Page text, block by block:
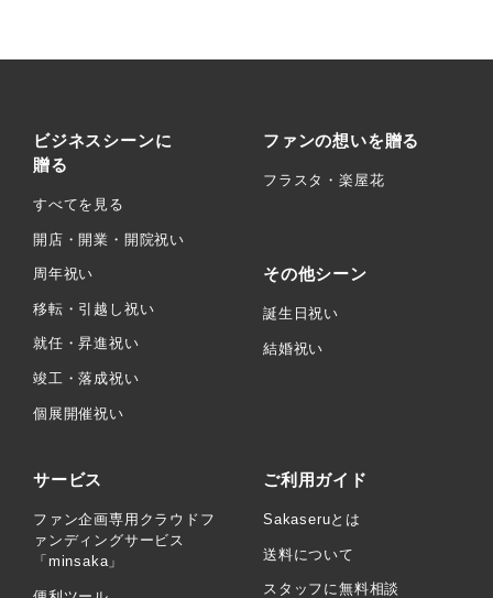
ビジネスシーンに
贈る
すべてを見る
開店・開業・開院祝い
周年祝い
移転・引越し祝い
就任・昇進祝い
竣工・落成祝い
個展開催祝い
ファンの想いを贈る
フラスタ・楽屋花
その他シーン
誕生日祝い
結婚祝い
サービス
ファン企画専用クラウドフ
ァンディングサービス
「minsaka」
ご利用ガイド
Sakaseruとは
送料について
スタッフに無料相談